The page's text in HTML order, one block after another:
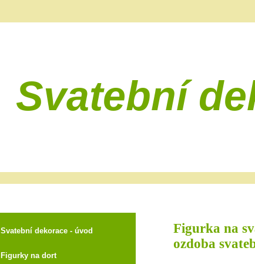
Svatební
Svatební dekorace - úvod
Figurky na dort
Figurka na
ozdoba